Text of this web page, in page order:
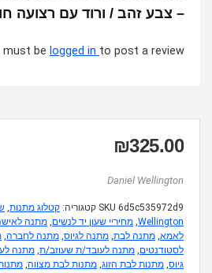
– צבע זהב / ורוד עם רצועה
must be logged in to post a review.
₪325.00
Daniel Wellington
SKU 6d5c535972d9 קטגוריה: קטלוג מתנות,
Wellington
, מחיריי שעון יד לנשים, מתנה
לאמא, מתנה לבת, מתנה לגיוס, מתנה לחברה,
לסטודנטים, מתנה לעובד/ת שעוזב/ת, מתנה
גיוס, מתנות לבת הזוג, מתנות לבת מצווה, מתנות